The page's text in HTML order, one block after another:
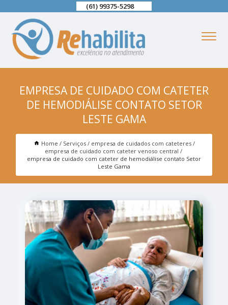
(61) 99375-5298
EMPRESA DE CUIDADO COM CATETER
DE HEMODIÁLISE CONTATO SETOR
LESTE GAMA
Home Serviços
empresa de cuidados com cateteres
empresa de cuidado com cateter venoso central
empresa de cuidado com cateter de hemodiálise contato Setor
Leste Gama